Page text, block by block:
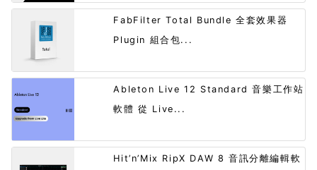
FabFilter Total Bundle 全套效果器
Plugin 組合包...
Ableton Live 12 Standard 音樂工作站
軟體 從 Live...
Hit’n’Mix RipX DAW 8 音訊分離編輯軟